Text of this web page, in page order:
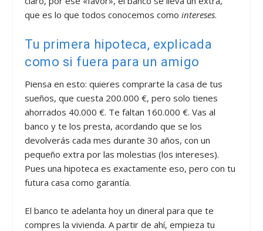
que es lo que todos conocemos comointereses.
Tu primera hipoteca, explicada
como si fuera para un amigo
Piensa en esto: quieres comprarte la casa de tus
sueños, que cuesta 200.000 €, pero solo tienes
ahorrados 40.000 €. Te faltan 160.000 €. Vas al
banco y te los presta, acordando que se los
devolverás cada mes durante 30 años, con un
pequeño extra por las molestias (los intereses).
Pues una hipoteca es exactamente eso, pero con tu
futura casa como garantía.
El banco te adelanta hoy un dineral para que te
compres la vivienda. A partir de ahí, empieza tu